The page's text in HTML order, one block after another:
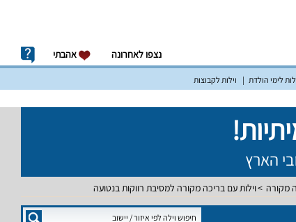
נצפו לאחרונה אהבתי
לימי הולדת וילות לקבוצות
מקורה וילות עם בריכה מקורה למסיבת רווקות בנטועה